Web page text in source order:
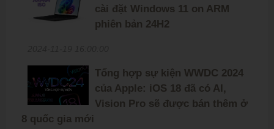
cài đặt Windows 11 on ARM
phiên bản 24H2
Tổng hợp sự kiện WWDC 2024
của Apple: iOS 18 đã có AI,
Vision Pro sẽ được bán thêm ở
8 quốc gia mới